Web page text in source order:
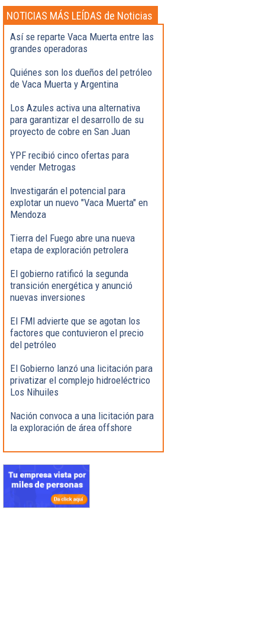
NOTICIAS MÁS LEÍDAS de Noticias
Destacadas
Así se reparte Vaca Muerta entre las
grandes operadoras
Quiénes son los dueños del petróleo
de Vaca Muerta y Argentina
Los Azules activa una alternativa
para garantizar el desarrollo de su
proyecto de cobre en San Juan
YPF recibió cinco ofertas para
vender Metrogas
Investigarán el potencial para
explotar un nuevo "Vaca Muerta" en
Mendoza
Tierra del Fuego abre una nueva
etapa de exploración petrolera
El gobierno ratificó la segunda
transición energética y anunció
nuevas inversiones
El FMI advierte que se agotan los
factores que contuvieron el precio
del petróleo
El Gobierno lanzó una licitación para
privatizar el complejo hidroeléctrico
Los Nihuiles
Nación convoca a una licitación para
la exploración de área offshore